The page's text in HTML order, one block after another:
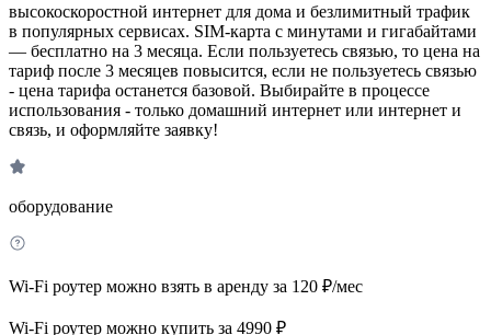
высокоскоростной интернет для дома и безлимитный трафик
в популярных сервисах. SIM-карта с минутами и гигабайтами
— бесплатно на 3 месяца. Если пользуетесь связью, то цена на
тариф после 3 месяцев повысится, если не пользуетесь связью
- цена тарифа останется базовой. Выбирайте в процессе
использования - только домашний интернет или интернет и
связь, и оформляйте заявку!
оборудование
Wi-Fi роутер можно взять в аренду за 120 ₽/мес
Wi-Fi роутер можно купить за 4990 ₽